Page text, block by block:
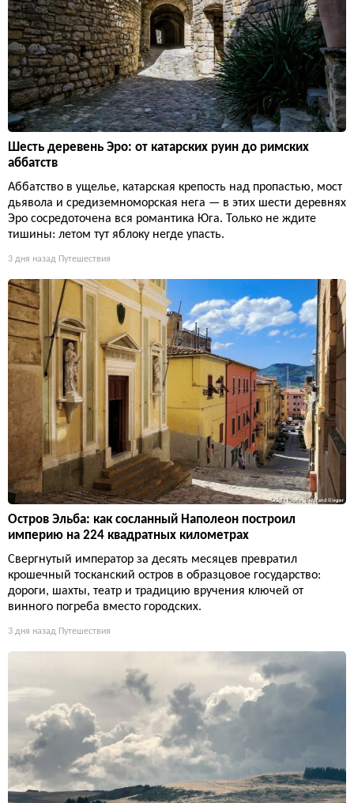
Шесть деревень Эро: от катарских руин до римских
аббатств
Аббатство в ущелье, катарская крепость над пропастью, мост
дьявола и средиземноморская нега — в этих шести деревнях
Эро сосредоточена вся романтика Юга. Только не ждите
тишины: летом тут яблоку негде упасть.
3 дня назад Путешествия
Остров Эльба: как сосланный Наполеон построил
империю на 224 квадратных километрах
Свергнутый император за десять месяцев превратил
крошечный тосканский остров в образцовое государство:
дороги, шахты, театр и традицию вручения ключей от
винного погреба вместо городских.
3 дня назад Путешествия